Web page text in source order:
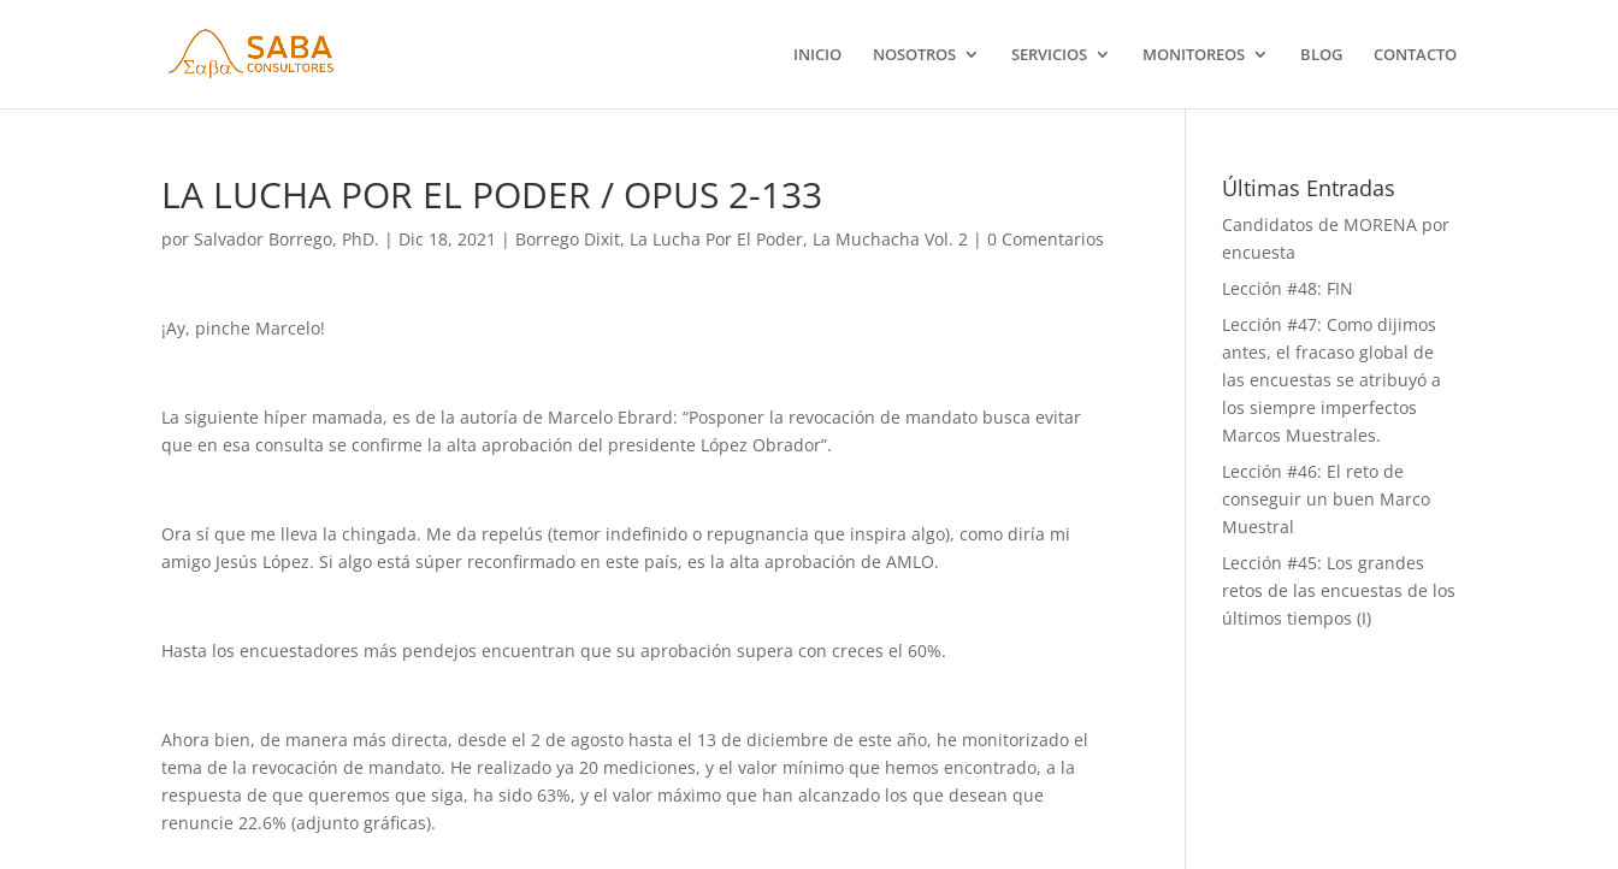
INICIO NOSOTROS SERVICIOS MONITOREOS BLOG CONTACTO
LA LUCHA POR EL PODER / OPUS 2-133
porSalvador Borrego, PhD. | Dic 18, 2021 | Borrego Dixit, La Lucha Por El Poder, La Muchacha Vol. 2 |0 Comentarios
¡Ay, pinche Marcelo!
La siguiente híper mamada, es de la autoría de Marcelo Ebrard: “Posponer la revocación de mandato busca evitar
que en esa consulta se confirme la alta aprobación del presidente López Obrador”.
Ora sí que me lleva la chingada. Me da repelús (temor indefinido o repugnancia que inspira algo), como diría mi
amigo Jesús López. Si algo está súper reconfirmado en este país, es la alta aprobación de AMLO.
Hasta los encuestadores más pendejos encuentran que su aprobación supera con creces el 60%.
Ahora bien, de manera más directa, desde el 2 de agosto hasta el 13 de diciembre de este año, he monitorizado el
tema de la revocación de mandato. He realizado ya 20 mediciones, y el valor mínimo que hemos encontrado, a la
respuesta de que queremos que siga, ha sido 63%, y el valor máximo que han alcanzado los que desean que
renuncie 22.6% (adjunto gráficas).
Últimas Entradas
Candidatos de MORENA por
encuesta
Lección #48: FIN
Lección #47: Como dijimos
antes, el fracaso global de
las encuestas se atribuyó a
los siempre imperfectos
Marcos Muestrales.
Lección #46: El reto de
conseguir un buen Marco
Muestral
Lección #45: Los grandes
retos de las encuestas de los
últimos tiempos (I)